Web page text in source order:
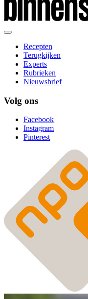
Recepten
Terugkijken
Experts
Rubrieken
Nieuwsbrief
Volg ons
Facebook
Instagram
Pinterest